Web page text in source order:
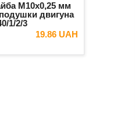
М10х0,25 мм
двигуна
1/2/3
19.86 UAH
В КОШИК